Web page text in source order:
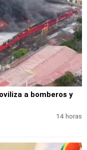
a bomberos y
14 horas